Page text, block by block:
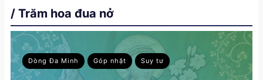
/ Trăm hoa đua nở
Dòng Đa Minh Góp nhặt Suy tư